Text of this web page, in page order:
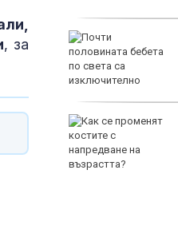
, за
за